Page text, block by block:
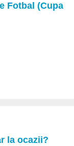
Fotbal (Cupa
la ocazii?